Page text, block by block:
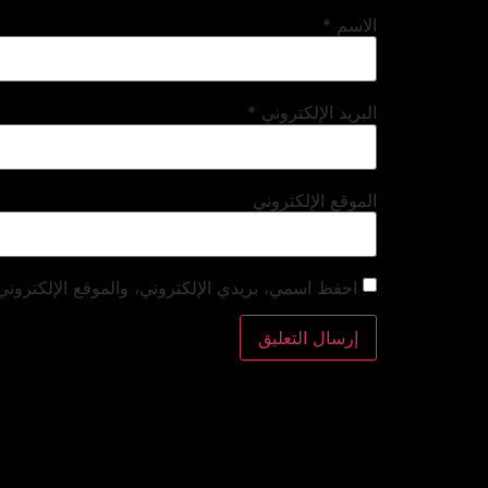
الاسم *
البريد الإلكتروني *
الموقع الإلكتروني
احفظ اسمي، بريدي الإلكتروني، والموقع